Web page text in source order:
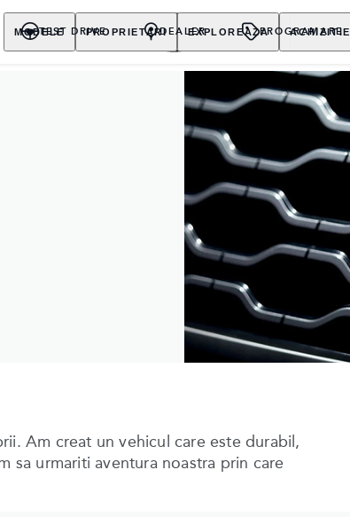
MODELE PROPRIETARI EXPLOREAZA ACHIZITIE
TEST DRIVE DEALER PROGRAMARE
Am creat un vehicul care este durabil,
sa urmariti aventura noastra prin care